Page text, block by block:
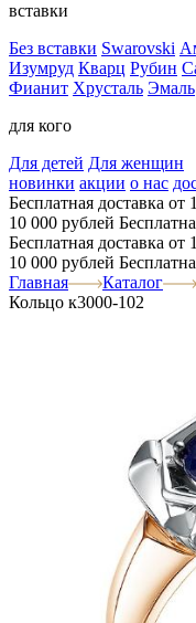
вставки
Без вставки Swarovski
Изумруд Кварц Рубин
Фианит Хрусталь Эмаль
для кого
Для детей Для женщин
новинки акции о нас
Бесплатная доставка от
10 000 рублей
Бесплатная доставка от
10 000 рублей
Главная
Каталог
Кольцо к3000-102